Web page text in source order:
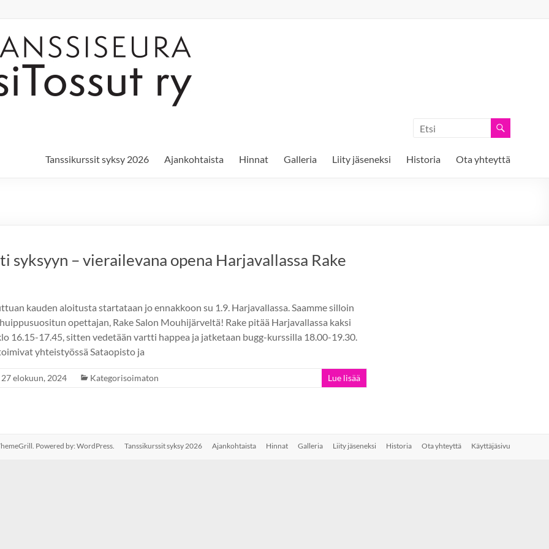
Tanssikurssit syksy 2026 Ajankohtaista Hinnat Galleria Liity jäseneksi Historia Ota yhteyttä
syksyyn – vierailevana opena Harjavallassa Rake
kauden aloitusta startataan jo ennakkoon su 1.9. Harjavallassa. Saamme silloin
opettajan, Rake Salon Mouhijärveltä! Rake pitää Harjavallassa kaksi
16.15-17.45, sitten vedetään vartti happea ja jatketaan bugg-kurssilla 18.00-19.30.
yhteistyössä Sataopisto ja
27 elokuun, 2024 Kategorisoimaton Lue lisää
Powered by: WordPress. Tanssikurssit syksy 2026 Ajankohtaista Hinnat Galleria Liity jäseneksi Historia Ota yhteyttä Käyttäjäsivu